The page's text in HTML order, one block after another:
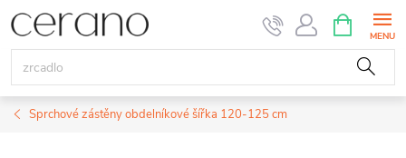
Přejít
na
obsah
NÁKUPNÍ
KOŠÍK
Sprchové zástěny obdelníkové šířka 120-125 cm